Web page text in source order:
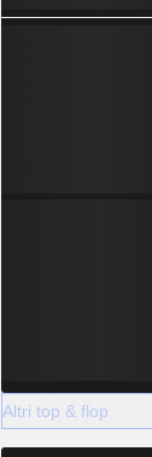
Altri top & flop